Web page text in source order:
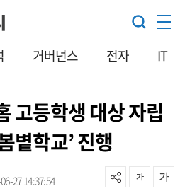
거버넌스 전자 IT
고등학생 대상 자립
볕학교’ 진행
27 14:37:54